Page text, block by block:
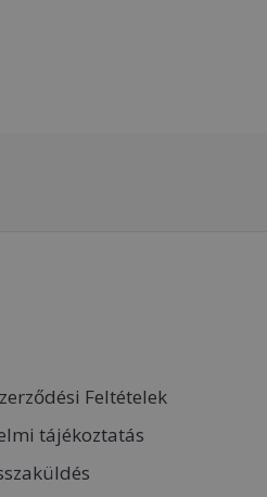
Feltételek
tájékoztatás